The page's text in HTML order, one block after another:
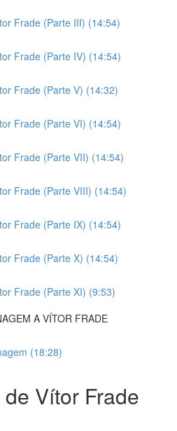
Frade (Parte III) (14:54)
Frade (Parte IV) (14:54)
Frade (Parte V) (14:32)
Frade (Parte VI) (14:54)
Frade (Parte VII) (14:54)
Frade (Parte VIII) (14:54)
Frade (Parte IX) (14:54)
Frade (Parte X) (14:54)
Frade (Parte XI) (9:53)
A VÍTOR FRADE
(18:28)
Vítor Frade